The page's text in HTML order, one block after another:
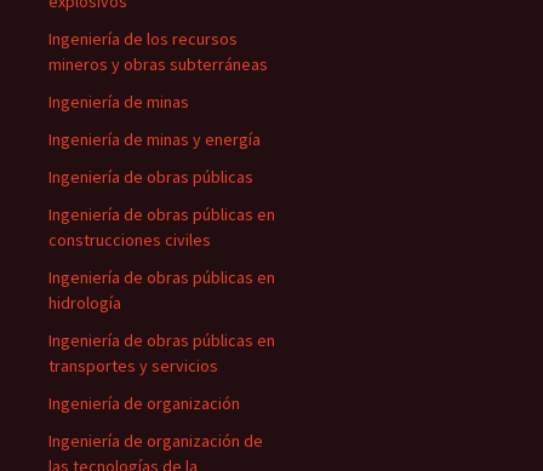
Ingeniería de los recursos
mineros y obras subterráneas
Ingeniería de minas
Ingeniería de minas y energía
Ingeniería de obras públicas
Ingeniería de obras públicas en
construcciones civiles
Ingeniería de obras públicas en
hidrología
Ingeniería de obras públicas en
transportes y servicios
Ingeniería de organización
Ingeniería de organización de
las tecnologías de la